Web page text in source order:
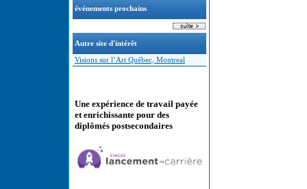
événements prochains
Autre site d'intérêt
Visions sur l’Art Québec, Montreal
Une expérience de travail payée
et enrichissante pour des
diplômés postsecondaires